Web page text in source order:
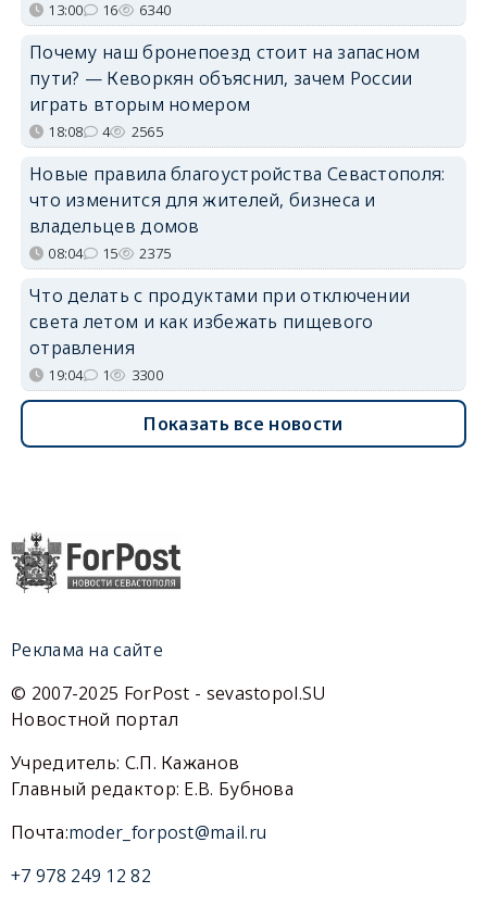
13:00 16 6340
Почему наш бронепоезд стоит на запасном
пути? — Кеворкян объяснил, зачем России
играть вторым номером
18:08 4 2565
Новые правила благоустройства Севастополя:
что изменится для жителей, бизнеса и
владельцев домов
08:04 15 2375
Что делать с продуктами при отключении
света летом и как избежать пищевого
отравления
19:04 1 3300
Показать все новости
Реклама на сайте
© 2007-2025 ForPost - sevastopol.SU
Новостной портал
Учредитель: С.П. Кажанов
Главный редактор: Е.В. Бубнова
Почта:moder_forpost@mail.ru
+7 978 249 12 82